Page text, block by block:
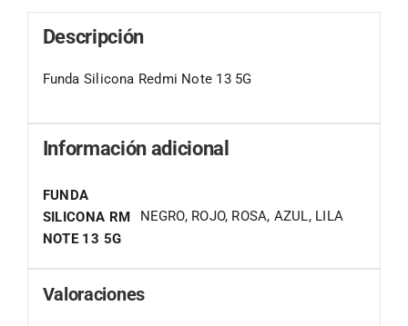
Descripción
Funda Silicona Redmi Note 13 5G
Información adicional
FUNDA
SILICONA RM
NOTE 13 5G
NEGRO, ROJO, ROSA, AZUL, LILA
Valoraciones